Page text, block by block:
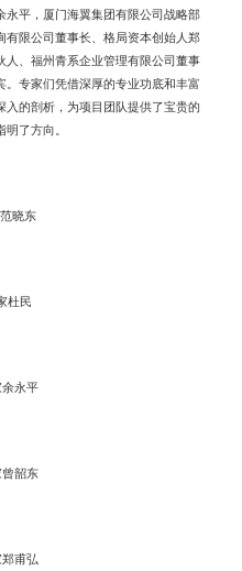
永平，厦门海翼集团有限公司战略部
有限公司董事长、格局资本创始人郑
人、福州青系企业管理有限公司董事
专家们凭借深厚的专业功底和丰富
的剖析，为项目团队提供了宝贵的
了方向。
晓东
杜民
永平
韶东
甫弘